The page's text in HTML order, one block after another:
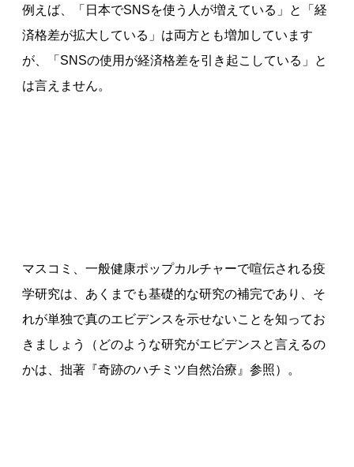
例えば、「日本でSNSを使う人が増えている」と「経
済格差が拡大している」は両方とも増加しています
が、「SNSの使用が経済格差を引き起こしている」と
は言えません。
マスコミ、一般健康ポップカルチャーで喧伝される疫
学研究は、あくまでも基礎的な研究の補完であり、そ
れが単独で真のエビデンスを示せないことを知ってお
きましょう（どのような研究がエビデンスと言えるの
かは、拙著『奇跡のハチミツ自然治療』参照）。